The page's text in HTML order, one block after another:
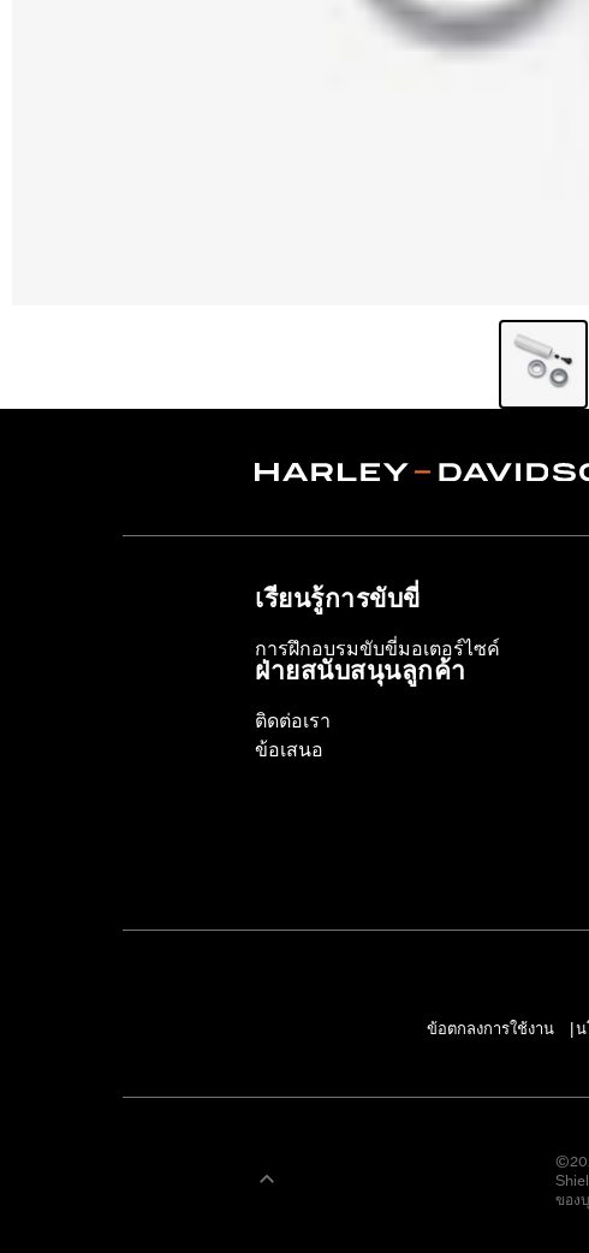
เรียนรู้การขับขี่
การฝึกอบรมขับขี่มอเตอร์ไซค์
ฝ่ายสนับสนุนลูกค้า
ติดต่อเรา
ข้อเสนอ
ข้อตกลงการใช้งาน
น
ของ